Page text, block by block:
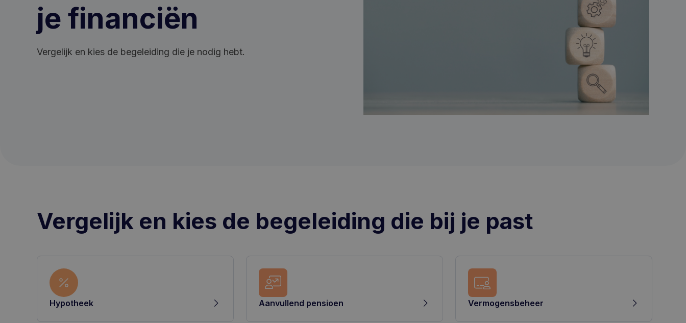
je financiën
Vergelijk en kies de begeleiding die je nodig hebt.
Vergelijk en kies de begeleiding die bij je past
Hypotheek Aanvullend pensioen Vermogensbeheer